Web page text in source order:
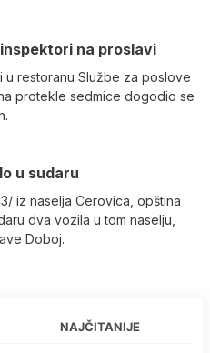
na proslavi
restoranu Službe za poslove
protekle sedmice dogodio se
u sudaru
iz naselja Cerovica, opština
dva vozila u tom naselju,
Doboj.
NAJČITANIJE